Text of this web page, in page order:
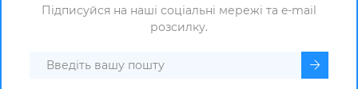
Підписуйся на наші соціальні мережі та e-mail
розсилку.